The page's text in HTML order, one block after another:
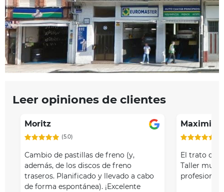
Leer opiniones de clientes
Moritz
(5.0)
Cambio de pastillas de freno (y,
además, de los discos de freno
traseros. Planificado y llevado a cabo
de forma espontánea). ¡Excelente
El trato de
Taller muy
profesional